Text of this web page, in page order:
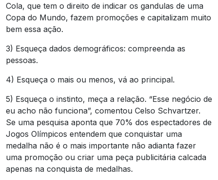
Cola, que tem o direito de indicar os gandulas de uma
Copa do Mundo, fazem promoções e capitalizam muito
bem essa ação.
3) Esqueça dados demográficos: compreenda as
pessoas.
4) Esqueça o mais ou menos, vá ao principal.
5) Esqueça o instinto, meça a relação. “Esse negócio de
eu acho não funciona”, comentou Celso Schvartzer.
Se uma pesquisa aponta que 70% dos espectadores de
Jogos Olímpicos entendem que conquistar uma
medalha não é o mais importante não adianta fazer
uma promoção ou criar uma peça publicitária calcada
apenas na conquista de medalhas.